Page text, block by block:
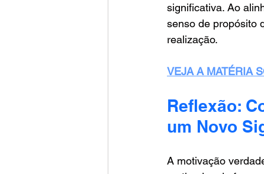
significativa. Ao
senso de propósito
realização.
VEJA A MATÉRIA
Reflexão:
um Novo
A motivação